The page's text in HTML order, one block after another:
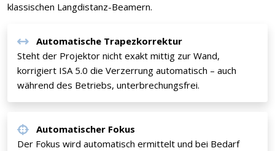
klassischen Langdistanz-Beamern.
Automatische Trapezkorrektur
Steht der Projektor nicht exakt mittig zur Wand,
korrigiert ISA 5.0 die Verzerrung automatisch – auch
während des Betriebs, unterbrechungsfrei.
Automatischer Fokus
Der Fokus wird automatisch ermittelt und bei Bedarf